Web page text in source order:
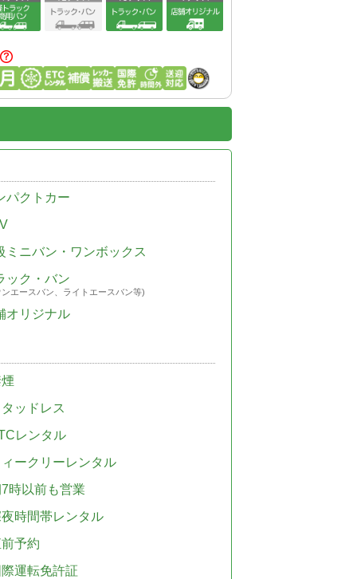
パクトカー
ミニバン・ワンボックス
ック・バン
エースバン、ライトエースバン等)
オリジナル
ッドレス
レンタル
ークリーレンタル
時以前も営業
時間帯レンタル
予約
運転免許証